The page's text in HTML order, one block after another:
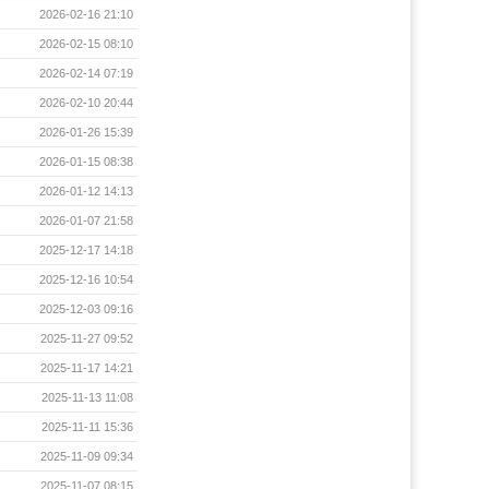
2026-02-16 21:10
2026-02-15 08:10
2026-02-14 07:19
2026-02-10 20:44
2026-01-26 15:39
2026-01-15 08:38
2026-01-12 14:13
2026-01-07 21:58
2025-12-17 14:18
2025-12-16 10:54
2025-12-03 09:16
2025-11-27 09:52
2025-11-17 14:21
2025-11-13 11:08
2025-11-11 15:36
2025-11-09 09:34
2025-11-07 08:15